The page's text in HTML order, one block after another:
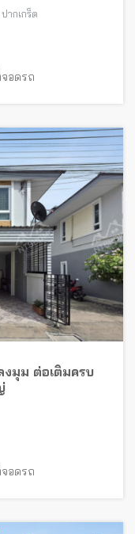
สีม่วง
ปากเกร็ด
อดรถ
งมุม ต่อเติมครบ
อดรถ